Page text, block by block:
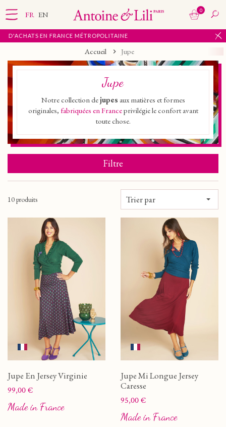
EN FRANCE MÉTROPOLITAINE
FR EN 0
Accueil Jupe
Jupe
Notre collection dejupes aux matières et formes
originales, fabriquées en Franceprivilégie le confort avant
toute chose.
Filtre
10 produits Trier par
Jupe En Jersey Virginie
Prix
99,00 €
Made in France
Jupe Mi Longue Jersey
Caresse
Prix
95,00 €
Made in France